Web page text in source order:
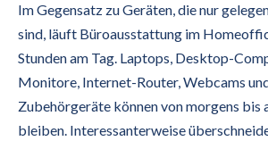
Im Gegensatz zu Geräten, die nur
sind, läuft Büroausstattung im
Stunden am Tag. Laptops, Desktop-
Monitore, Internet-Router, Webcams
Zubehörgeräte können von morgens bis
bleiben. Interessanterweise